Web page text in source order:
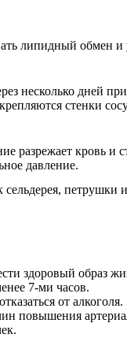
липидный обмен и
несколько дней
стенки
разрежает кровь и
давление.
здоровый образ
7-ми часов.
от алкоголя.
повышения